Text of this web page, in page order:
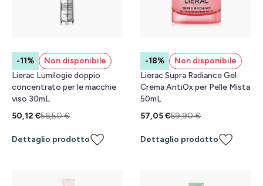
-11%
Non disponibile
Lierac Lumilogie doppio
concentrato per le macchie
viso 30mL
50,12 €56,50 €
Dettaglio prodotto
-18%
Non disponibile
Lierac Supra Radiance Gel
Crema AntiOx per Pelle Mista
50mL
57,05 €69,90 €
Dettaglio prodotto